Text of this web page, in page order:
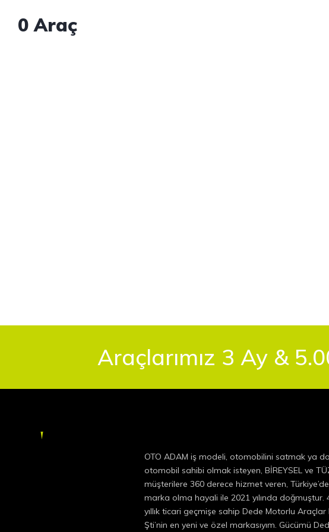
0 Araç
Araçlarımız 3 Ay &
OTO ADAM iş modeli, otomobilini satmak ya da
otomobil sahibi olmak isteyen, BİREYSEL ve
müşterilere 360 derece hizmet veren,
marka olma hayali ile 2021 yılında doğmuştur.
yıllık ticari geçmişe sahip Dede Motorlu Araçlar
Şti’nin en yeni ve özel markasıyım. Gücümü